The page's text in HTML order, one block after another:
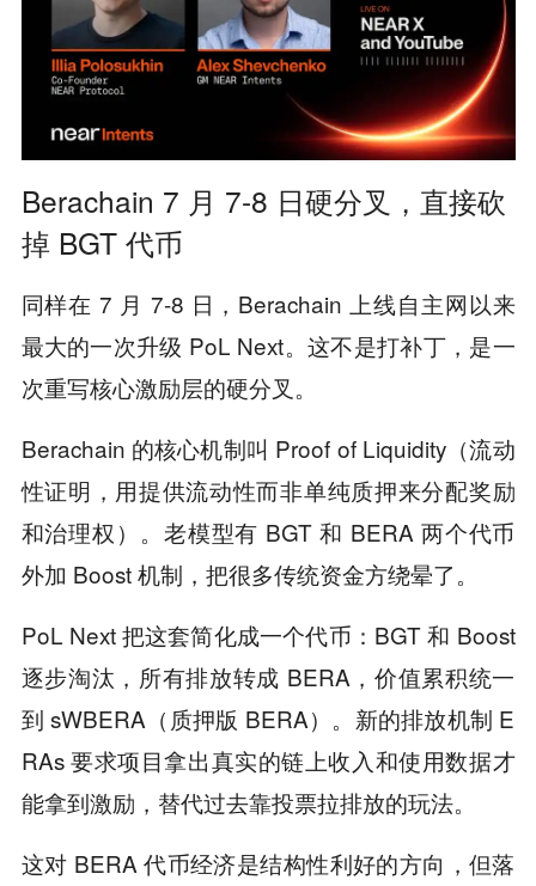
Berachain 7 月 7-8 日硬分叉，直接砍
掉 BGT 代币
同样在 7 月 7-8 日，Berachain 上线自主网以来
最大的一次升级 PoL Next。这不是打补丁，是一
次重写核心激励层的硬分叉。
Berachain 的核心机制叫 Proof of Liquidity（流动
性证明，用提供流动性而非单纯质押来分配奖励
和治理权）。老模型有 BGT 和 BERA 两个代币
外加 Boost 机制，把很多传统资金方绕晕了。
PoL Next 把这套简化成一个代币：BGT 和 Boost
逐步淘汰，所有排放转成 BERA，价值累积统一
到 sWBERA（质押版 BERA）。新的排放机制 E
RAs 要求项目拿出真实的链上收入和使用数据才
能拿到激励，替代过去靠投票拉排放的玩法。
这对 BERA 代币经济是结构性利好的方向，但落